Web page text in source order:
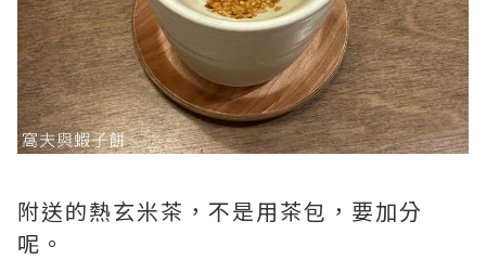
附送的熱玄米茶，不是用茶包，要加分
呢。